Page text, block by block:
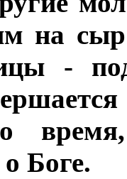
на
-
Боге.